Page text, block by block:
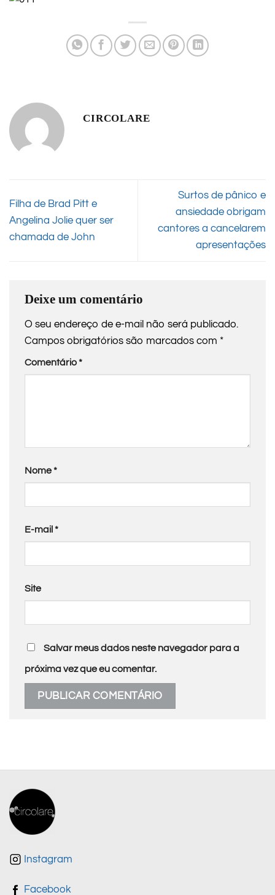
CIRCOLARE
Filha de Brad Pitt e
Angelina Jolie quer ser
chamada de John
Surtos de pânico e
ansiedade obrigam
cantores a cancelarem
apresentações
Deixe um comentário
O seu endereço de e-mail não será publicado.
Campos obrigatórios são marcados com *
Comentário*
Nome*
E-mail *
Site
Salvar meus dados neste navegador para a
próxima vez que eu comentar.
Instagram
Facebook